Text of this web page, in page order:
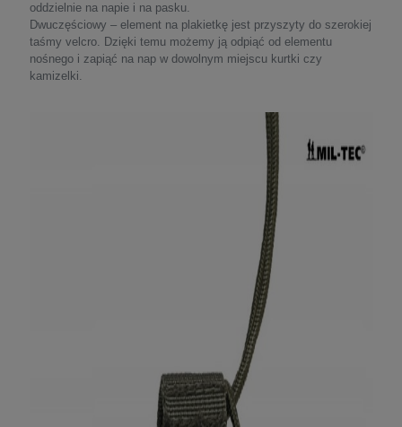
oddzielnie na napie i na pasku.
Dwuczęściowy – element na plakietkę jest przyszyty do szerokiej
taśmy velcro. Dzięki temu możemy ją odpiąć od elementu
nośnego i zapiąć na nap w dowolnym miejscu kurtki czy
kamizelki.